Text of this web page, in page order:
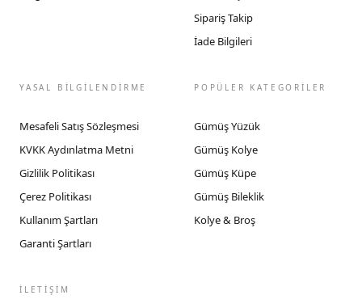
Sipariş Takip
İade Bilgileri
YASAL BİLGİLENDİRME
Mesafeli Satış Sözleşmesi
KVKK Aydınlatma Metni
Gizlilik Politikası
Çerez Politikası
Kullanım Şartları
Garanti Şartları
POPÜLER KATEGORİLER
Gümüş Yüzük
Gümüş Kolye
Gümüş Küpe
Gümüş Bileklik
Kolye & Broş
İLETIŞIM